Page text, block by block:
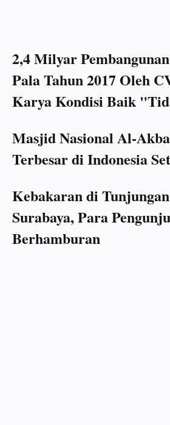
2,4 Milyar
Pala Tahun 2017 Oleh
Karya Kondisi Baik
Masjid Nasional Al-
Terbesar di Indonesia
Kebakaran di
Surabaya, Para
Berhamburan